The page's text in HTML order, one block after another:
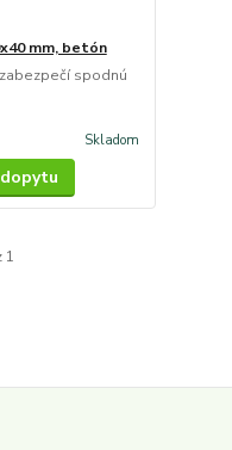
mm, betón
spodnú
Skladom
1